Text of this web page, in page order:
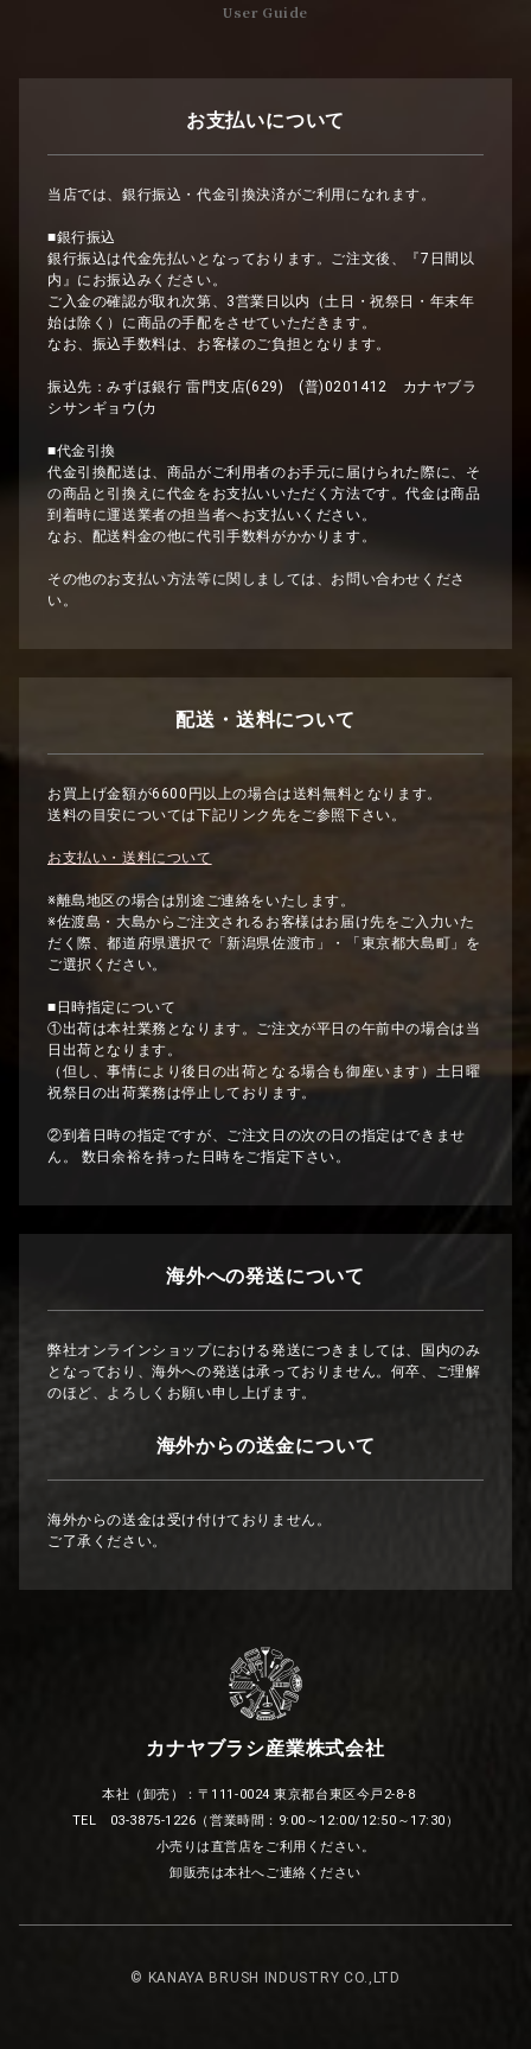
User Guide
お支払いについて
当店では、銀行振込・代金引換決済がご利用になれます。
■銀行振込
銀行振込は代金先払いとなっております。ご注文後、『7日間以
内』にお振込みください。
ご入金の確認が取れ次第、3営業日以内（土日・祝祭日・年末年
始は除く）に商品の手配をさせていただきます。
なお、振込手数料は、お客様のご負担となります。
振込先：みずほ銀行 雷門支店(629) (普)0201412 カナヤブラ
シサンギョウ(カ
■代金引換
代金引換配送は、商品がご利用者のお手元に届けられた際に、そ
の商品と引換えに代金をお支払いいただく方法です。代金は商品
到着時に運送業者の担当者へお支払いください。
なお、配送料金の他に代引手数料がかかります。
その他のお支払い方法等に関しましては、お問い合わせくださ
い。
配送・送料について
お買上げ金額が6600円以上の場合は送料無料となります。
送料の目安については下記リンク先をご参照下さい。
お支払い・送料について
※離島地区の場合は別途ご連絡をいたします。
※佐渡島・大島からご注文されるお客様はお届け先をご入力いた
だく際、都道府県選択で「新潟県佐渡市」・「東京都大島町」を
ご選択ください。
■日時指定について
①出荷は本社業務となります。ご注文が平日の午前中の場合は当
日出荷となります。
（但し、事情により後日の出荷となる場合も御座います）土日曜
祝祭日の出荷業務は停止しております。
②到着日時の指定ですが、ご注文日の次の日の指定はできませ
ん。 数日余裕を持った日時をご指定下さい。
海外への発送について
弊社オンラインショップにおける発送につきましては、国内のみ
となっており、海外への発送は承っておりません。何卒、ご理解
のほど、よろしくお願い申し上げます。
海外からの送金について
海外からの送金は受け付けておりません。
ご了承ください。
カナヤブラシ産業株式会社
本社（卸売）：〒111-0024 東京都台東区今戸2-8-8
TEL 03-3875-1226（営業時間：9:00～12:00/12:50～17:30）
小売りは直営店をご利用ください。
卸販売は本社へご連絡ください
© KANAYA BRUSH INDUSTRY CO.,LTD